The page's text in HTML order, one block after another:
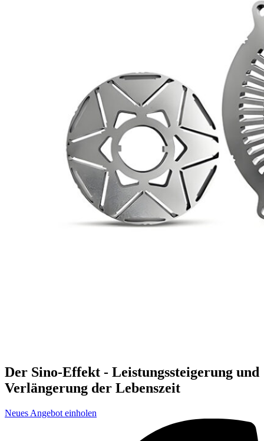
Der Sino-Effekt - Leistungssteigerung und
Verlängerung der Lebenszeit
Neues Angebot einholen